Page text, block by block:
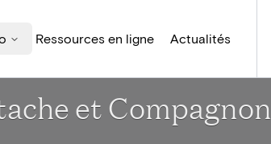
Ressources en ligne Actualités
et